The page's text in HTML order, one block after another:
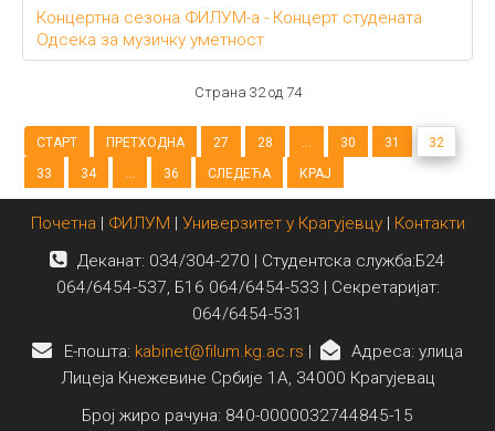
Концертна сезона ФИЛУМ-а - Концерт студената
Одсека за музичку уметност
Страна 32 од 74
СТАРТ ПРЕТХОДНА 27 28 ... 30 31
32
33
34 ... 36 СЛЕДЕЋА КРАЈ
Почетна | ФИЛУМ | Универзитет у Крагујевцу| Контакти
Деканат: 034/304-270 | Студентска служба:Б24
064/6454-537, Б16 064/6454-533 | Секретаријат:
064/6454-531
E-пошта: kabinet@filum.kg.ac.rs |
Адреса: улица
Лицеја Кнежевине Србије 1А, 34000 Крагујевац
Број жиро рачуна: 840-0000032744845-15